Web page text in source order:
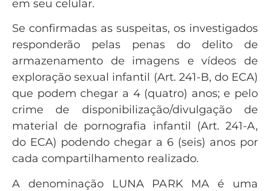
em seu celular.
Se confirmadas as suspeitas, os investigados
responderão pelas penas do delito de
armazenamento de imagens e vídeos de
exploração sexual infantil (Art. 241-B, do ECA)
que podem chegar a 4 (quatro) anos; e pelo
crime de disponibilização/divulgação de
material de pornografia infantil (Art. 241-A,
do ECA) podendo chegar a 6 (seis) anos por
cada compartilhamento realizado.
A denominação LUNA PARK MA é uma